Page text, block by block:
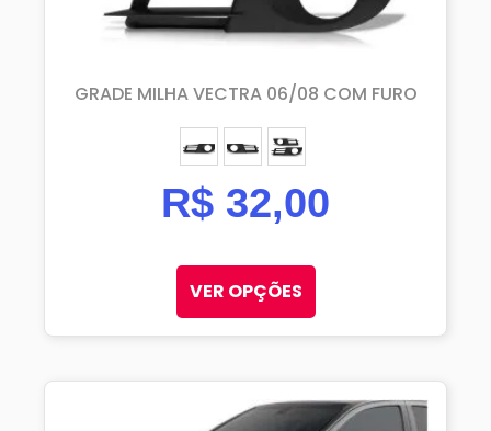
GRADE MILHA VECTRA 06/08 COM FURO
ESQUERDO (MOTORISTA)
DIREITO (PASSAGEIRO)
PAR
R$ 32,00
VER OPÇÕES